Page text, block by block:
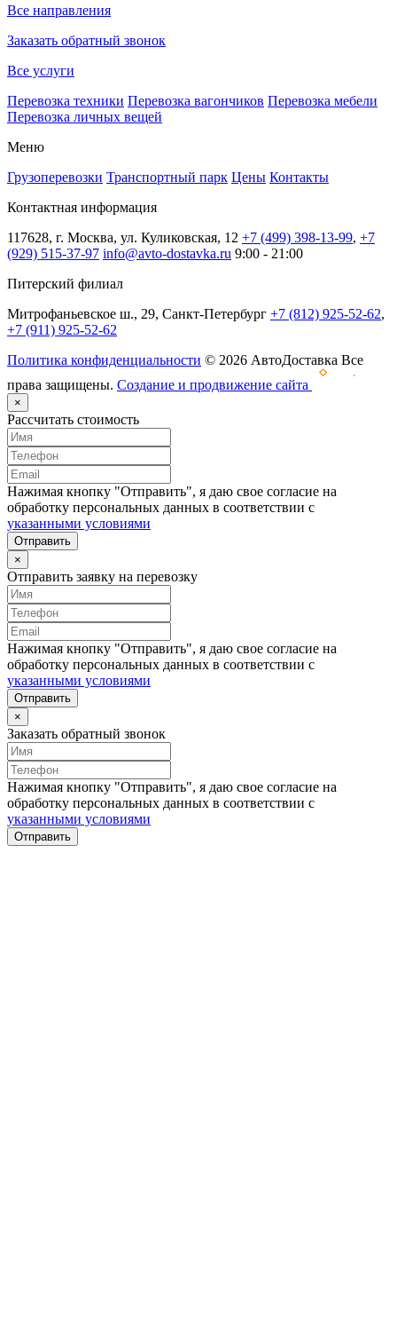
Все направления
Заказать обратный звонок
Все услуги
Перевозка техники Перевозка вагончиков Перевозка мебели
Перевозка личных вещей
Меню
Грузоперевозки Транспортный парк Цены Контакты
Контактная информация
117628, г. Москва, ул. Куликовская, 12 +7 (499) 398-13-99, +7
(929) 515-37-97 info@avto-dostavka.ru 9:00 - 21:00
Питерский филиал
Митрофаньевское ш., 29, Санкт-Петербург +7 (812) 925-52-62,
+7 (911) 925-52-62
Политика конфиденциальности © 2026 АвтоДоставка Все
права защищены. Создание и продвижение сайта
×
Рассчитать стоимость
Нажимая кнопку "Отправить", я даю свое согласие на
обработку персональных данных в соответствии с
указанными условиями
Отправить
×
Отправить заявку на перевозку
Нажимая кнопку "Отправить", я даю свое согласие на
обработку персональных данных в соответствии с
указанными условиями
Отправить
×
Заказать обратный звонок
Нажимая кнопку "Отправить", я даю свое согласие на
обработку персональных данных в соответствии с
указанными условиями
Отправить